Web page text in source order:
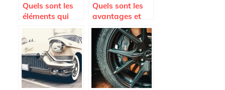
Quels sont les
éléments qui
peuvent
endommager le
pare-brise
d’une voiture ?
Quels sont les
avantages et
limites des
jantes en tole et
celles en alu ?